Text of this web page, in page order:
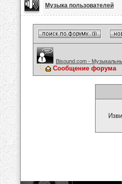
Музыка пользователей
Bisound.com -
Сообщение форума